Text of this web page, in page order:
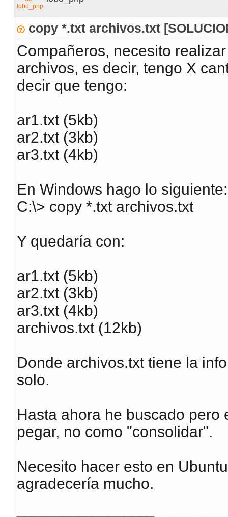
copy *.txt archivos.txt
Compañeros, necesito
archivos, es decir, tengo X
decir que tengo:
ar1.txt (5kb)
ar2.txt (3kb)
ar3.txt (4kb)
En Windows hago lo siguiente:
C:\> copy *.txt archivos.txt
Y quedaría con:
ar1.txt (5kb)
ar2.txt (3kb)
ar3.txt (4kb)
archivos.txt (12kb)
Donde archivos.txt tiene la
solo.
Hasta ahora he buscado
pegar, no como "consolidar".
Necesito hacer esto en
agradecería mucho.